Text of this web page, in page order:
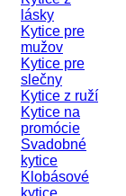
lásky
Kytice pre
mužov
Kytice pre
slečny
Kytice z ruží
Kytice na
promócie
Svadobné
kytice
Klobásové